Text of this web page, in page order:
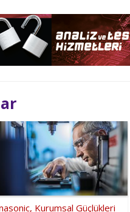
Kurumsal Güçlükleri